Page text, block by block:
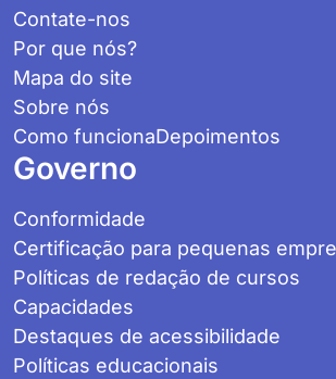
Contate-nos
Por que nós?
Mapa do site
Sobre nós
Como funcionaDepoimentos
Governo
Conformidade
Certificação para pequenas
Políticas de redação de cursos
Capacidades
Destaques de acessibilidade
Políticas educacionais